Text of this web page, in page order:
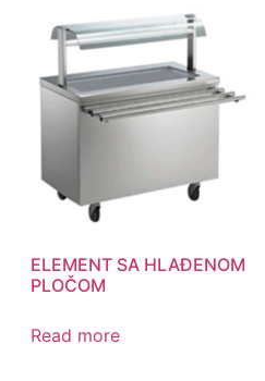
ELEMENT SA HLAĐENOM
PLOČOM
Read more